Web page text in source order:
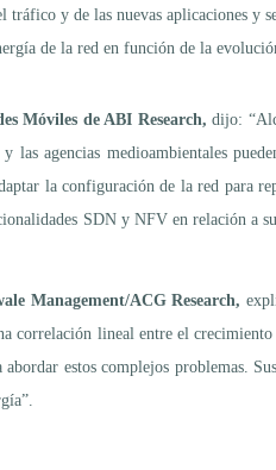
y de las nuevas aplicaciones y
de la red en función de la
Móviles de ABI Research,dijo:
las agencias medioambientales
la configuración de la red para
SDN y NFV en relación a
Management/ACG Research,
correlación lineal entre el
estos complejos problemas.